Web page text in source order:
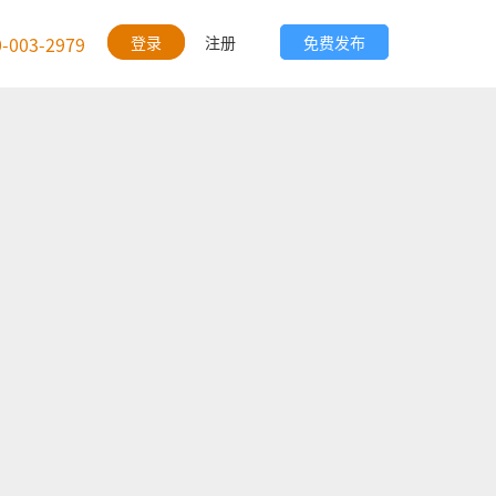
003-2979 登录 注册 免费发布